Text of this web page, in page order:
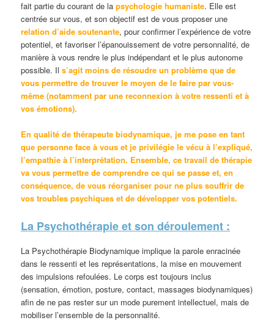
fait partie du courant de lapsychologie humaniste. Elle est
centrée sur vous, et son objectif est de vous proposer une
relation d’aide soutenante, pour confirmer l’expérience de votre
potentiel, et favoriser l’épanouissement de votre personnalité, de
manière à vous rendre le plus indépendant et le plus autonome
possible. Ils’agit moins de résoudre un problème que de
vous permettre de trouver le moyen de le faire par vous-
même (notamment par une reconnexion à votre ressenti et à
vos émotions).
En qualité de thérapeute biodynamique, je me pose en tant
que personne face à vous et je privilégie le vécu à l’expliqué,
l’empathie à l’interprétation. Ensemble, ce travail de thérapie
va vous permettre decomprendre ce qui se passe et, en
conséquence, de vous réorganiser pour ne plus souffrirde
vos troubles psychiqueset de développer vos potentiels.
La Psychothérapie et son déroulement :
La Psychothérapie Biodynamique implique la parole enracinée
dans le ressenti et les représentations, la mise en mouvement
des impulsions refoulées. Le corps est toujours inclus
(sensation, émotion, posture, contact, massages biodynamiques)
afin de ne pas rester sur un mode purement intellectuel, mais de
mobiliser l’ensemble de la personnalité.